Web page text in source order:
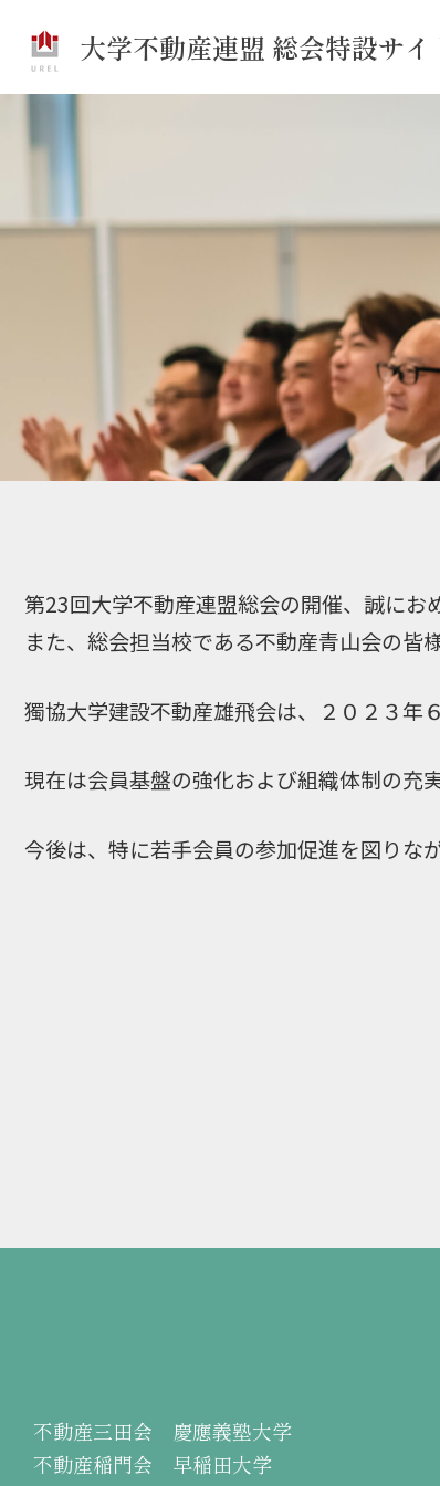
大学不動産連盟 総会特設サイ
第23回大学不動産連盟総会の開催、誠にお
また、総会担当校である不動産青山会の皆
獨協大学建設不動産雄飛会は、２０２３年
現在は会員基盤の強化および組織体制の充
今後は、特に若手会員の参加促進を図りな
不動産三田会 慶應義塾大学
不動産稲門会 早稲田大学